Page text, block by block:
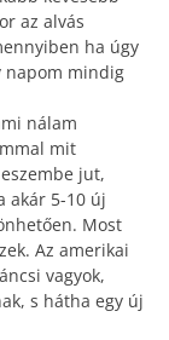
az alvás
ha úgy
napom mindig
nálam
mit
jut,
akár 5-10 új
Most
Az amerikai
vagyok,
s hátha egy új